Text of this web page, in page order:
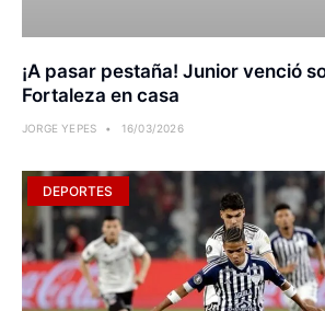
¡A pasar pestaña! Junior venció
Fortaleza en casa
JORGE YEPES 16/03/2026
DEPORTES